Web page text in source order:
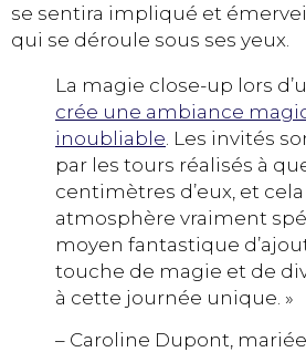
se sentira impliqué et
qui se déroule sous ses yeux.
La magie close-up lors
crée une ambiance
inoubliable . Les invités
par les tours réalisés à
centimètres d’eux, et
atmosphère vraiment
moyen fantastique
touche de magie et de
à cette journée unique. »
– Caroline Dupont,